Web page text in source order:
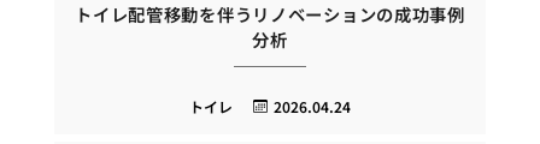
トイレ配管移動を伴うリノベーションの成功事例
分析
2026.04.24
トイレ